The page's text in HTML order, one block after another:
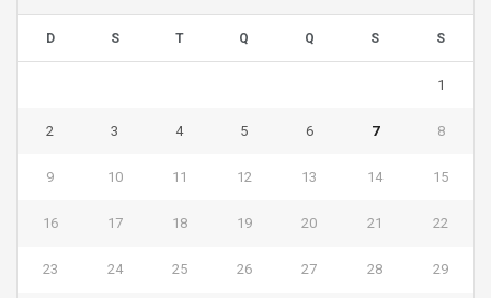
D S T Q Q S S
1
2 3 4 5 6 7 8
9 10 11 12 13 14 15
16 17 18 19 20 21 22
23 24 25 26 27 28 29